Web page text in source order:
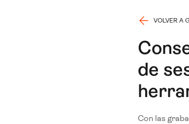
VOLVER A
de
Con las